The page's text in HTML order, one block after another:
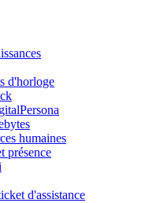
d'horloge
humaines
présence
d'assistance